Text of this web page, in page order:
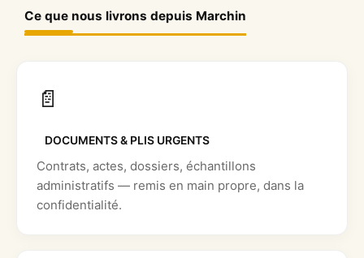
Ce que nous livrons depuis Marchin
📄
DOCUMENTS & PLIS URGENTS
Contrats, actes, dossiers, échantillons
administratifs — remis en main propre, dans la
confidentialité.